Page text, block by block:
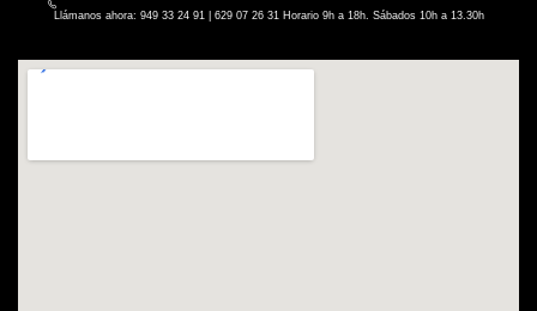
Llámanos ahora: 949 33 24 91 | 629 07 26 31 Horario 9h a 18h. Sábados 10h a 13.30h